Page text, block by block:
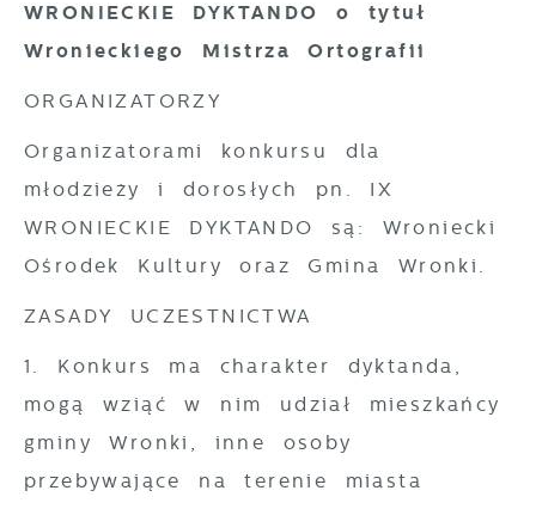
WRONIECKIE DYKTANDO o tytuł
Wronieckiego Mistrza Ortografii
ORGANIZATORZY
Organizatorami konkursu dla
młodzieży i dorosłych pn. IX
WRONIECKIE DYKTANDO są: Wroniecki
Ośrodek Kultury oraz Gmina Wronki.
ZASADY UCZESTNICTWA
1. Konkurs ma charakter dyktanda,
mogą wziąć w nim udział mieszkańcy
gminy Wronki, inne osoby
przebywające na terenie miasta